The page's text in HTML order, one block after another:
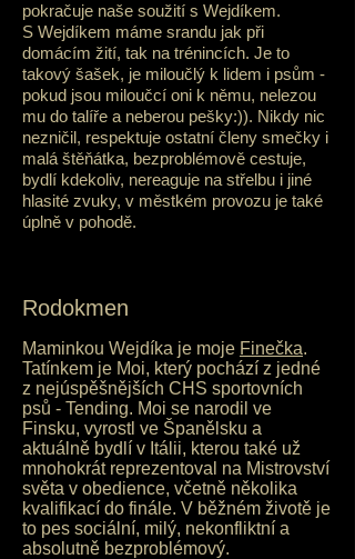
pokračuje naše soužití s Wejdíkem.
S Wejdíkem máme srandu jak při
domácím žití, tak na trénincích. Je to
takový šašek, je miloučlý k lidem i psům -
pokud jsou miloučcí oni k němu, nelezou
mu do talíře a neberou pešky:)). Nikdy nic
nezničil, respektuje ostatní členy smečky i
malá štěňátka, bezproblémově cestuje,
bydlí kdekoliv, nereaguje na střelbu i jiné
hlasité zvuky, v městkém provozu je také
úplně v pohodě.
Rodokmen
Maminkou Wejdíka je moje Finečka.
Tatínkem je Moi, který pochází z jedné
z nejúspěšnějších CHS sportovních
psů - Tending. Moi se narodil ve
Finsku, vyrostl ve Španělsku a
aktuálně bydlí v Itálii, kterou také už
mnohokrát reprezentoval na Mistrovství
světa v obedience, včetně několika
kvalifikací do finále. V běžném životě je
to pes sociální, milý, nekonfliktní a
absolutně bezproblémový.